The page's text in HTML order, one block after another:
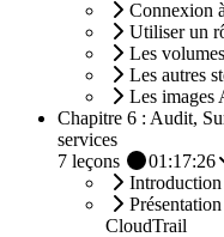
Connexion
Utiliser un
Les
Les autres
Les images
Chapitre 6 : Audit,
services
7 leçons
01:17:26
CloudTrail